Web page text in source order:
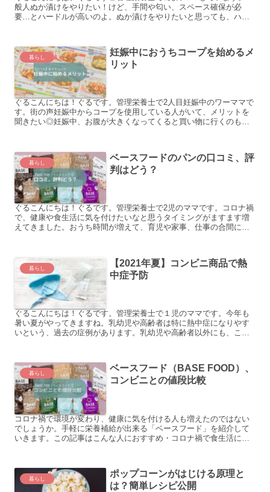
般人ぬか漬けをやりたい！けど、手間や匂い、スペース確保が必
要…とハードルが高いのよ。ぬか漬けをやりたいと思っても、ハー
暮らし
妊娠中におうちコープを始めるメ
リット
ぐるこんにちは！ぐるです。管理栄養士で2人目妊娠中のワーママで
す。街の声妊娠中からコープを使用している人がいて、メリットを
聞きたい◎妊娠中、お腹が大きくなってくると買い物に行くのも大
暮らし
ベースフードのパンの口コミ、評
判はどう？
ぐるこんにちは！ぐるです。管理栄養士で2児のママです。コロナ禍
で、健康や食生活に気を付けたいなと思うタイミングがますます増
えてきました。おうち時間が増えて、育児や家事、仕事の合間にさ
暮らし
【2021年夏】コンビニ商品で熱
中症予防
ぐるこんにちは！ぐるです。管理栄養士で１児のママです。今年も
暑い夏がやってきますね。乳幼児や高齢者は特に熱中症になりやす
いという、過去の症例があります。乳幼児や高齢者以外にも、こん
暮らし
ベースフード（BASE FOOD）、
コンビニとの値段比較
コロナ禍で環境が変わり、健康に気を付ける人も増えたのではない
でしょうか。手軽に栄養補給が出来る「ベースフード」を紹介して
いきます。この記事はこんな人におすすめ・コロナ禍で食生活に気
暮らし
ポップコーンがはじける原理と
は？簡単レシピ公開